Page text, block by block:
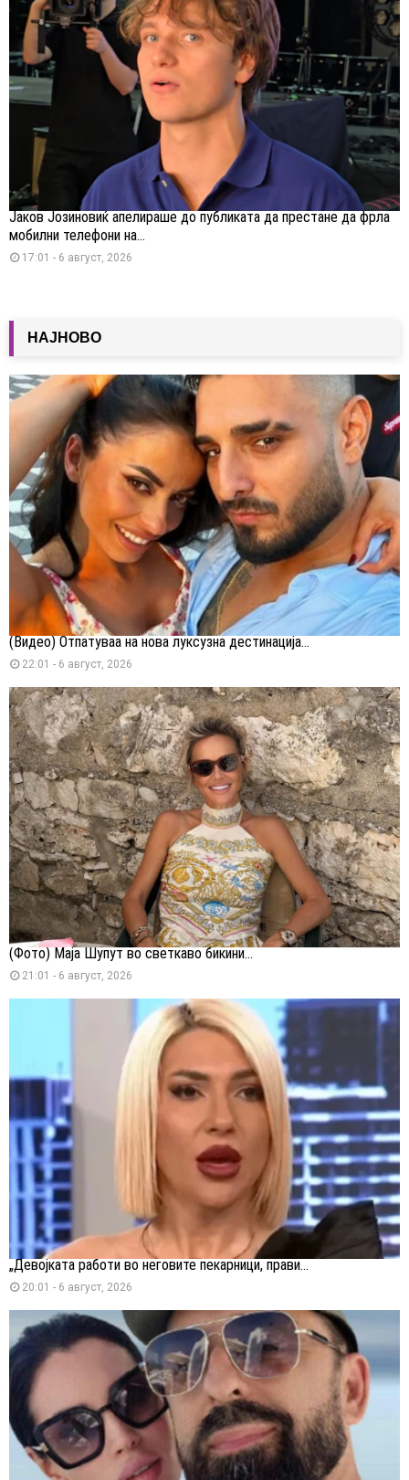
Јаков Јозиновиќ апелираше до публиката да престане да фрла
мобилни телефони на...
17:01 - 6 август, 2026
НАЈНОВО
(Видео) Отпатуваа на нова луксузна дестинација...
22:01 - 6 август, 2026
(Фото) Маја Шупут во светкаво бикини...
21:01 - 6 август, 2026
„Девојката работи во неговите пекарници, прави...
20:01 - 6 август, 2026